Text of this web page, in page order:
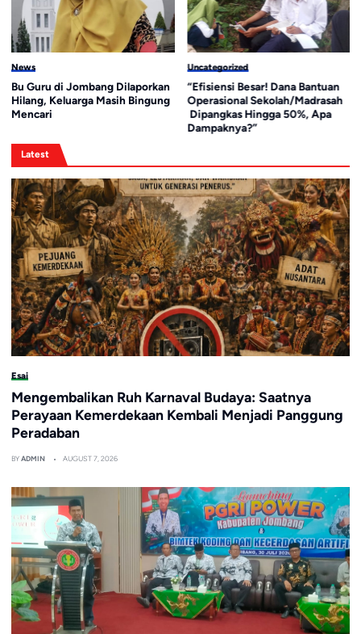
Uncategorized
“Efisiensi Besar! Dana Bantuan
Operasional Sekolah/Madrasah
Dipangkas Hingga 50%, Apa
News
Gandrung Institut Dan Lakon
Panoptikon.
Latest
Esai
Mengembalikan Ruh Karnaval Budaya: Saatnya
Perayaan Kemerdekaan Kembali Menjadi Panggung
Peradaban
BYADMIN AUGUST 7, 2026